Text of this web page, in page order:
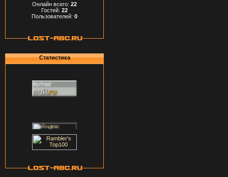
Онлайн всего: 22
Гостей: 22
Пользователей: 0
Статистика